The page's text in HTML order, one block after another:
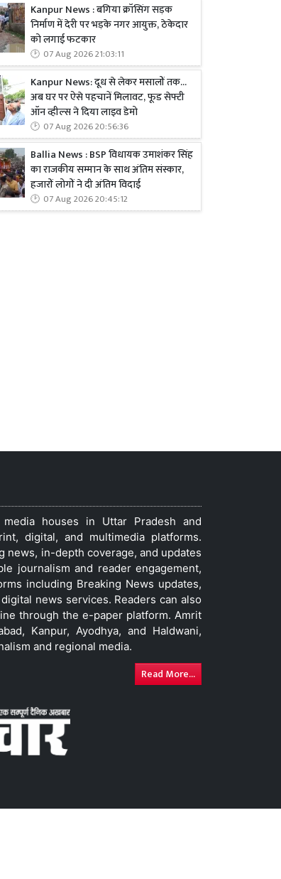
Kanpur News : बगिया क्रॉसिंग सड़क
निर्माण में देरी पर भड़के नगर आयुक्त, ठेकेदार
को लगाई फटकार
07 Aug 2026 21:03:11
Kanpur News: दूध से लेकर मसालों तक...
अब घर पर ऐसे पहचानें मिलावट, फूड सेफ्टी
ऑन व्हील्स ने दिया लाइव डेमो
07 Aug 2026 20:56:36
Ballia News : BSP विधायक उमाशंकर सिंह
का राजकीय सम्मान के साथ अंतिम संस्कार,
हजारों लोगों ने दी अंतिम विदाई
07 Aug 2026 20:45:12
houses in Uttar Pradesh and
digital, and multimedia platforms.
in-depth coverage, and updates
journalism and reader engagement,
including Breaking News updates,
news services. Readers can also
through the e-paper platform. Amrit
Kanpur, Ayodhya, and Haldwani,
and regional media.
Read More...